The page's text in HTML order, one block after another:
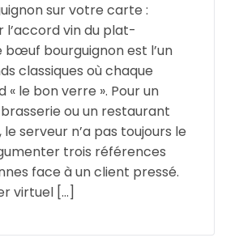
sur votre carte :
l’accord vin du plat-
bœuf bourguignon est l’un
classiques où chaque
le bon verre ». Pour un
ou un restaurant
serveur n’a pas toujours le
trois références
face à un client pressé.
virtuel […]